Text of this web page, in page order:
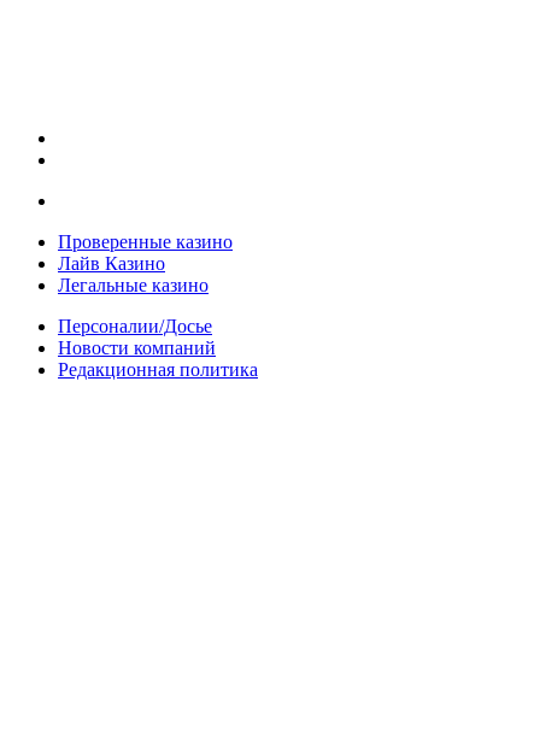
Проверенные казино
Лайв Казино
Легальные казино
Персоналии/Досье
Новости компаний
Редакционная политика